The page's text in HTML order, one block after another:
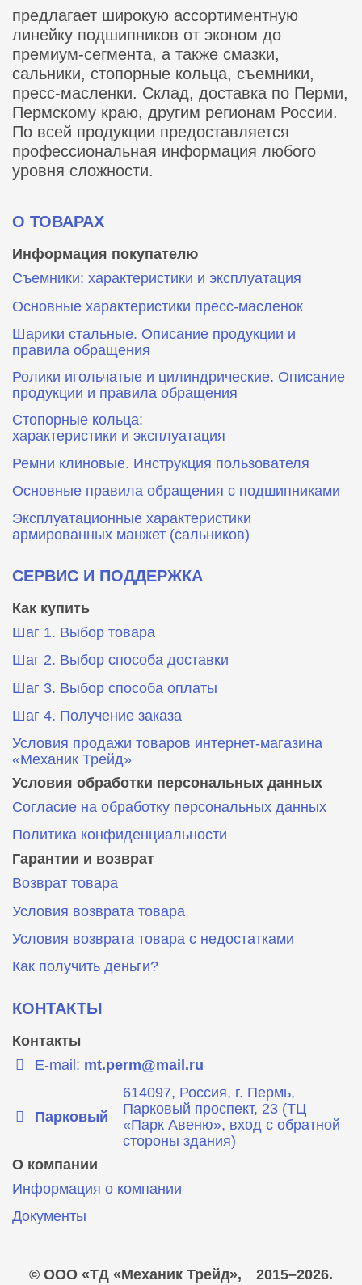
предлагает широкую ассортиментную
линейку подшипников от эконом до
премиум-сегмента, а также смазки,
сальники, стопорные кольца, съемники,
пресс-масленки. Склад, доставка по Перми,
Пермскому краю, другим регионам России.
По всей продукции предоставляется
профессиональная информация любого
уровня сложности.
О ТОВАРАХ
Информация покупателю
Съемники: характеристики и эксплуатация
Основные характеристики пресс‑масленок
Шарики стальные. Описание продукции и
правила обращения
Ролики игольчатые и цилиндрические. Описание
продукции и правила обращения
Стопорные кольца:
характеристики и эксплуатация
Ремни клиновые. Инструкция пользователя
Основные правила обращения с подшипниками
Эксплуатационные характеристики
армированных манжет (сальников)
СЕРВИС И ПОДДЕРЖКА
Как купить
Шаг 1. Выбор товара
Шаг 2. Выбор способа доставки
Шаг 3. Выбор способа оплаты
Шаг 4. Получение заказа
Условия продажи товаров интернет-магазина
«Механик Трейд»
Условия обработки персональных данных
Согласие на обработку персональных данных
Политика конфиденциальности
Гарантии и возврат
Возврат товара
Условия возврата товара
Условия возврата товара с недостатками
Как получить деньги?
КОНТАКТЫ
Контакты
E-mail: mt.perm@mail.ru
Парковый
614097, Россия, г. Пермь,
Парковый проспект, 23 (ТЦ
«Парк Авеню», вход с обратной
стороны здания)
О компании
Информация о компании
Документы
© ООО «ТД «Механик Трейд», 2015–2026.